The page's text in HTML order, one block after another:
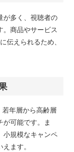
が多く、視聴者の
。商品やサービス
伝えられるため、
年層から高齢層
が可能です。ま
小規模なキャンペ
ます。